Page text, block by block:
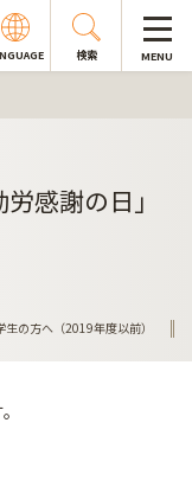
検索 MENU
感謝の日」
生の方へ（2019年度以前）